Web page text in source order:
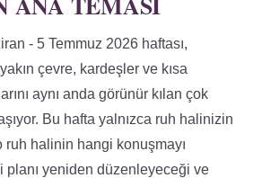
- 5 Temmuz 2026 haftası,
çevre, kardeşler ve kısa
aynı anda görünür kılan çok
Bu hafta yalnızca ruh halinizin
halinin hangi konuşmayı
planı yeniden düzenleyeceği ve